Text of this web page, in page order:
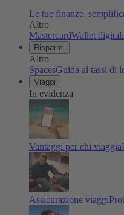
Le tue finanze,
Altro
MastercardWallet digitali
Risparmi
Altro
SpacesGuida ai tassi di
Viaggi
In evidenza
Vantaggi per chi viaggia
Assicurazione viaggi